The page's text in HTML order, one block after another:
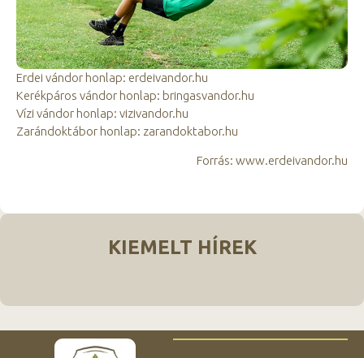
Erdei vándor honlap: erdeivandor.hu
Kerékpáros vándor honlap: bringasvandor.hu
Vízi vándor honlap: vizivandor.hu
Zarándoktábor honlap: zarandoktabor.hu
Forrás: www.erdeivandor.hu
KIEMELT HÍREK